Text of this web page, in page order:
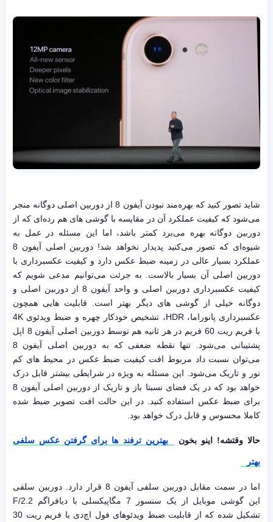
شاید تصور کنید که بهره‌مند نبودن آیفون 8 از دوربین اصلی دوگانه منجر
می‌شود که کیفیت عملکرد آن در مقایسه با گوشی های هم رده‌ای که از
دوربین دوگانه بهره می‌برد کمتر باشد، اما این مسئله در عمل به
شیوه‌ای که تصور می‌کنید پدیدار نخواهد شد‍! دوربین اصلی آیفون 8
عملکرد بسیار عالی در زمینه ضبط عکس دارد و کیفیت عکسبرداری با
دوربین اصلی آن بسیار بالاست. به جرئت می‌توانیم مدعی شویم که
کیفیت عکسبرداری دوربین اصلی و واحد آیفون 8 از دوربین اصلی و
دوگانه خیلی از گوشی های دیگر بهتر است. قابلیت هایی همچون
عکسبرداری پانوراما، HDR، تشخیص خودکار چهره و ضبط ویدئوی 4K
با فریم ریت 60 فریم در هر ثانیه هم توسط دوربین اصلی آیفون 8 اپل
پشتیبانی می‌شود. تنها نقطه ضعفی که به دوربین اصلی آیفون 8
می‌توان نسبت داد مربوط افت کیفیت ضبط عکس در محیط های کم
نور و تاریک می‌شود. این مسئله به ویژه در شرایطی بیشتر قابل درک
خواهد بود که در یک فضای نسبتا باز و تاریک از دوربین اصلی آیفون 8
برای ضبط عکس استفاده کنید. در این حالت افت تصویر ضبط شده
کاملا محسوس و قابل درک خواهد بود.
حالا وقتشه! اینو بخون بهترین ترفند ها برای گرفتن عکس سلفی
بهتر
اما در سمت مقابل دوربین سلفی آیفون 8 قرار دارد. دوربین سلفی
این گوشی موبایل از یک سنسور 7 مگاپیکسلی با دیافراگم F/2.2
تشکیل شده که از قابلیت ضبط ویدئوهای فول اچ‌دی با فریم ریت 30